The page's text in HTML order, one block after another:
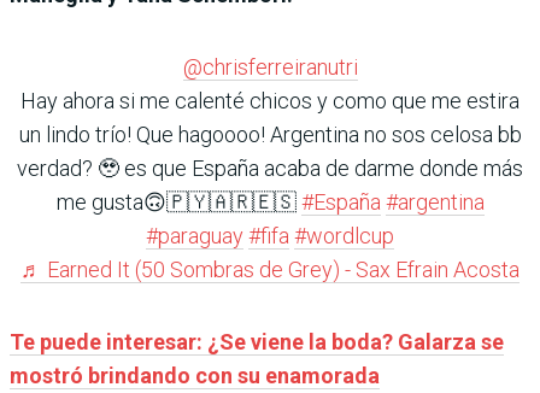
@chrisferreiranutri
Hay ahora si me calenté chicos y como que me estira
un lindo trío! Que hagoooo! Argentina no sos celosa bb
verdad? 🥹 es que España acaba de darme donde más
me gusta🙃🇵🇾🇦🇷🇪🇸#España #argentina
#paraguay#fifa #wordlcup
♬ Earned It (50 Sombras de Grey) - Sax Efrain Acosta
Te puede interesar: ¿Se viene la boda? Galarza se
mostró brindando con su enamorada